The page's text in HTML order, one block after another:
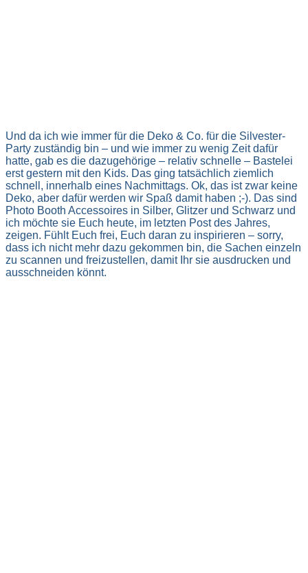
Und da ich wie immer für die Deko & Co. für die Silvester-
Party zuständig bin – und wie immer zu wenig Zeit dafür
hatte, gab es die dazugehörige – relativ schnelle – Bastelei
erst gestern mit den Kids. Das ging tatsächlich ziemlich
schnell, innerhalb eines Nachmittags. Ok, das ist zwar keine
Deko, aber dafür werden wir Spaß damit haben ;-). Das sind
Photo Booth Accessoires in Silber, Glitzer und Schwarz und
ich möchte sie Euch heute, im letzten Post des Jahres,
zeigen. Fühlt Euch frei, Euch daran zu inspirieren – sorry,
dass ich nicht mehr dazu gekommen bin, die Sachen einzeln
zu scannen und freizustellen, damit Ihr sie ausdrucken und
ausschneiden könnt.